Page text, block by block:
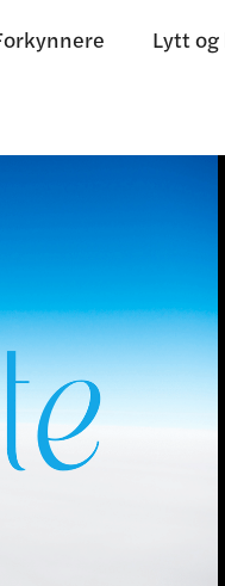
Lytt og